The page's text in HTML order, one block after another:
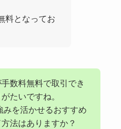
料となってお
数料無料で取引でき
たいですね。
みを活かせるおすすめ
法はありますか？